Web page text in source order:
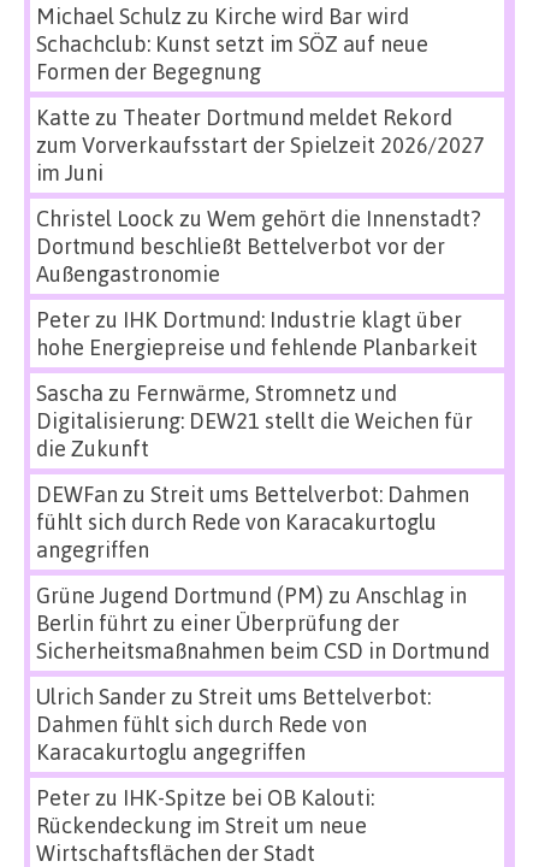
Michael Schulz zu Kirche wird Bar wird
Schachclub: Kunst setzt im SÖZ auf neue
Formen der Begegnung
Katte zu Theater Dortmund meldet Rekord
zum Vorverkaufsstart der Spielzeit 2026/2027
im Juni
Christel Loock zu Wem gehört die Innenstadt?
Dortmund beschließt Bettelverbot vor der
Außengastronomie
Peterzu IHK Dortmund: Industrie klagt über
hohe Energiepreise und fehlende Planbarkeit
Sascha zu Fernwärme, Stromnetz und
Digitalisierung: DEW21 stellt die Weichen für
die Zukunft
DEWFan zu Streit ums Bettelverbot: Dahmen
fühlt sich durch Rede von Karacakurtoglu
angegriffen
Grüne Jugend Dortmund (PM) zu Anschlag in
Berlin führt zu einer Überprüfung der
Sicherheitsmaßnahmen beim CSD in Dortmund
Ulrich Sanderzu Streit ums Bettelverbot:
Dahmen fühlt sich durch Rede von
Karacakurtoglu angegriffen
Peterzu IHK-Spitze bei OB Kalouti:
Rückendeckung im Streit um neue
Wirtschaftsflächen der Stadt